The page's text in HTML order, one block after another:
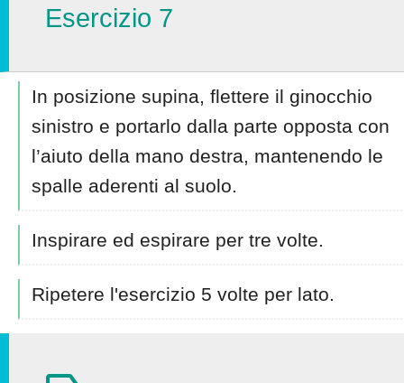
Esercizio 7
In posizione supina, flettere il ginocchio
sinistro e portarlo dalla parte opposta con
l’aiuto della mano destra, mantenendo le
spalle aderenti al suolo.
Inspirare ed espirare per tre volte.
Ripetere l'esercizio 5 volte per lato.